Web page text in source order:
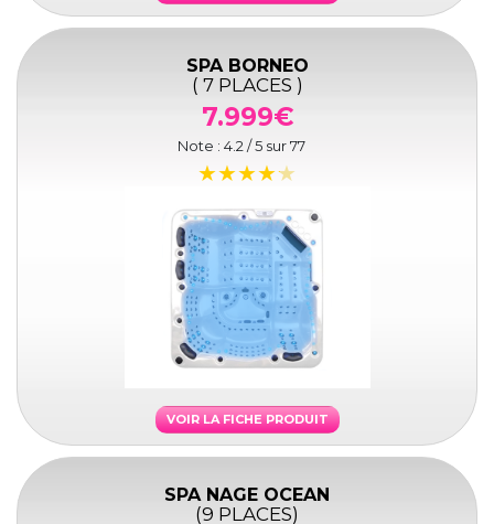
SPA BORNEO
( 7 PLACES )
7.999€
Note : 4.2 / 5 sur77
VOIR LA FICHE PRODUIT
SPA NAGE OCEAN
(9 PLACES)